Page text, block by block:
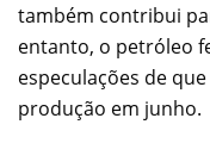
também contribui
entanto, o petróleo
especulações de
produção em junho.